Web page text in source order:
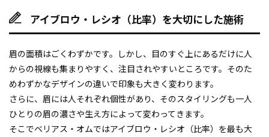
アイブロウ・レシオ（比率）を大切にした施術
眉の面積はごくわずかです。しかし、目のすぐ上にあるだけに人
からの視線も集まりやすく、注目されやすいところです。そのた
めわずかなデザインの違いで印象も大きく変わります。
さらに、眉には人それぞれ個性があり、そのスタイリングも一人
ひとりの眉の濃さや生え方によって変わってきます。
そこでベリアス・オムではアイブロウ・レシオ（比率）を最も大